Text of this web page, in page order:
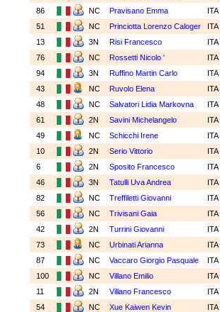
86
NC Pravisano Emma
ITA
51
NC Princiotta Lorenzo Caloger
ITA
13
3N Risi Francesco
ITA
76
NC Rossetti Nicolo '
ITA
94
3N Ruffino Martin Carlo
ITA
43
NC Ruvolo Elena
ITA
48
NC Salvatori Lidia Markovna
ITA
61
2N Savini Michelangelo
ITA
49
NC Schicchi Irene
ITA
10
2N Serio Vittorio
ITA
6
2N Sposito Francesco
ITA
46
3N Tatulli Uva Andrea
ITA
82
NC Treffiletti Giovanni
ITA
56
NC Trivisani Gaia
ITA
42
2N Turrini Giovanni
ITA
73
NC Urbinati Arianna
ITA
87
NC Vaccaro Giorgio Pasquale
ITA
100
NC Villano Emilio
ITA
11
2N Villano Francesco
ITA
54
NC Xue Kaiwen Kevin ITA